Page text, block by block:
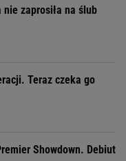
zaprosiła na ślub
Teraz czeka go
Showdown. Debiut